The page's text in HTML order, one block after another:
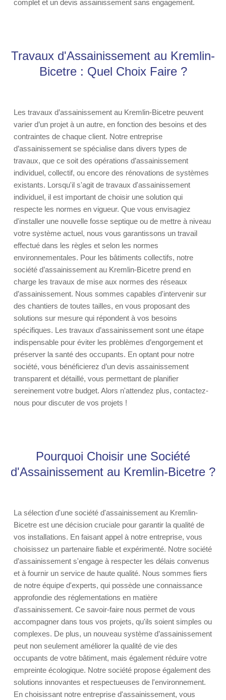
complet et un devis assainissement sans engagement.
Travaux d'Assainissement au Kremlin-
Bicetre : Quel Choix Faire ?
Les travaux d’assainissement au Kremlin-Bicetre peuvent
varier d’un projet à un autre, en fonction des besoins et des
contraintes de chaque client. Notre entreprise
d’assainissement se spécialise dans divers types de
travaux, que ce soit des opérations d’assainissement
individuel, collectif, ou encore des rénovations de systèmes
existants. Lorsqu'il s'agit de travaux d'assainissement
individuel, il est important de choisir une solution qui
respecte les normes en vigueur. Que vous envisagiez
d'installer une nouvelle fosse septique ou de mettre à niveau
votre système actuel, nous vous garantissons un travail
effectué dans les règles et selon les normes
environnementales. Pour les bâtiments collectifs, notre
société d’assainissement au Kremlin-Bicetre prend en
charge les travaux de mise aux normes des réseaux
d’assainissement. Nous sommes capables d'intervenir sur
des chantiers de toutes tailles, en vous proposant des
solutions sur mesure qui répondent à vos besoins
spécifiques. Les travaux d’assainissement sont une étape
indispensable pour éviter les problèmes d’engorgement et
préserver la santé des occupants. En optant pour notre
société, vous bénéficierez d’un devis assainissement
transparent et détaillé, vous permettant de planifier
sereinement votre budget. Alors n'attendez plus, contactez-
nous pour discuter de vos projets !
Pourquoi Choisir une Société
d'Assainissement au Kremlin-Bicetre ?
La sélection d'une société d'assainissement au Kremlin-
Bicetre est une décision cruciale pour garantir la qualité de
vos installations. En faisant appel à notre entreprise, vous
choisissez un partenaire fiable et expérimenté. Notre société
d’assainissement s'engage à respecter les délais convenus
et à fournir un service de haute qualité. Nous sommes fiers
de notre équipe d'experts, qui possède une connaissance
approfondie des réglementations en matière
d’assainissement. Ce savoir-faire nous permet de vous
accompagner dans tous vos projets, qu'ils soient simples ou
complexes. De plus, un nouveau système d’assainissement
peut non seulement améliorer la qualité de vie des
occupants de votre bâtiment, mais également réduire votre
empreinte écologique. Notre société propose également des
solutions innovantes et respectueuses de l'environnement.
En choisissant notre entreprise d'assainissement, vous